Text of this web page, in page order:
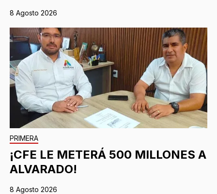
8 Agosto 2026
PRIMERA
¡CFE LE METERÁ 500 MILLONES A
ALVARADO!
8 Agosto 2026